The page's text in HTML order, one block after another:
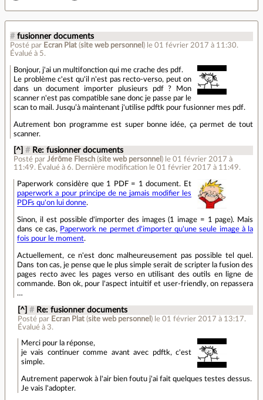
# fusionner documents
Posté par Ecran Plat (site web personnel ) le 01 février 2017 à 11:30.
Évalué à 5.
Bonjour, j'ai un multifonction qui me crache des pdf.
Le problème c'est qu'il n'est pas recto-verso, peut on
dans un document importer plusieurs pdf ? Mon
scanner n'est pas compatible sane donc je passe par le
scan to mail. Jusqu’à maintenant j'utilise pdftk pour fusionner mes pdf.
Autrement bon programme est super bonne idée, ça permet de tout
scanner.
[^] # Re: fusionner documents
Posté parJérôme Flesch (site web personnel ) le 01 février 2017 à
11:49. Évalué à6. Dernière modification le 01 février 2017 à 11:49.
Paperwork considère que 1 PDF = 1 document. Et
paperwork a pour principe de ne jamais modifier les
PDFs qu'on lui donne.
Sinon, il est possible d'importer des images (1 image = 1 page). Mais
dans ce cas, Paperwork ne permet d'importer qu'une seule image à la
fois pour le moment.
Actuellement, ce n'est donc malheureusement pas possible tel quel.
Dans ton cas, je pense que le plus simple serait de scripter la fusion des
pages recto avec les pages verso en utilisant des outils en ligne de
commande. Bon ok, pour l'aspect intuitif et user-friendly, on repassera
…
[^] # Re: fusionner documents
Posté par Ecran Plat(site web personnel ) le 01 février 2017 à 13:17.
Évalué à 3.
Merci pour la réponse,
je vais continuer comme avant avec pdftk, c'est
simple.
Autrement paperwok à l'air bien foutu j'ai fait quelques testes dessus.
Je vais l'adopter.